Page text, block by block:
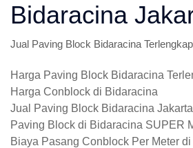
Bidaracina
Jual Paving Block Bidaracina
Harga Paving Block Bidaracina
Harga Conblock di Bidaracina
Jual Paving Block Bidaracina Jakarta
Paving Block di Bidaracina SUPER
Biaya Pasang Conblock Per Meter